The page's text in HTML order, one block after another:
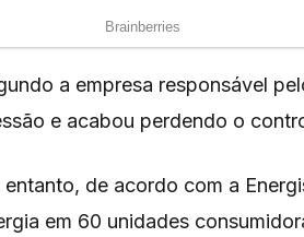
a empresa responsável
e acabou perdendo o
entanto, de acordo com a
em 60 unidades